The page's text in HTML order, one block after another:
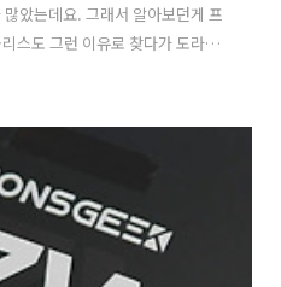
았는데요. 그래서 알아보던게 프
스도 그런 이유로 찾다가 도라지
먹으면 목이 아픈 상태에서도 좀
로폴리스도 자주 챙겨먹고 있는데
것 같습니다. 원래 겨울마다 목감
목이 아프면 정말 잠도 재대로 못
스 들어간 좀 달콤한 캔디를 사서